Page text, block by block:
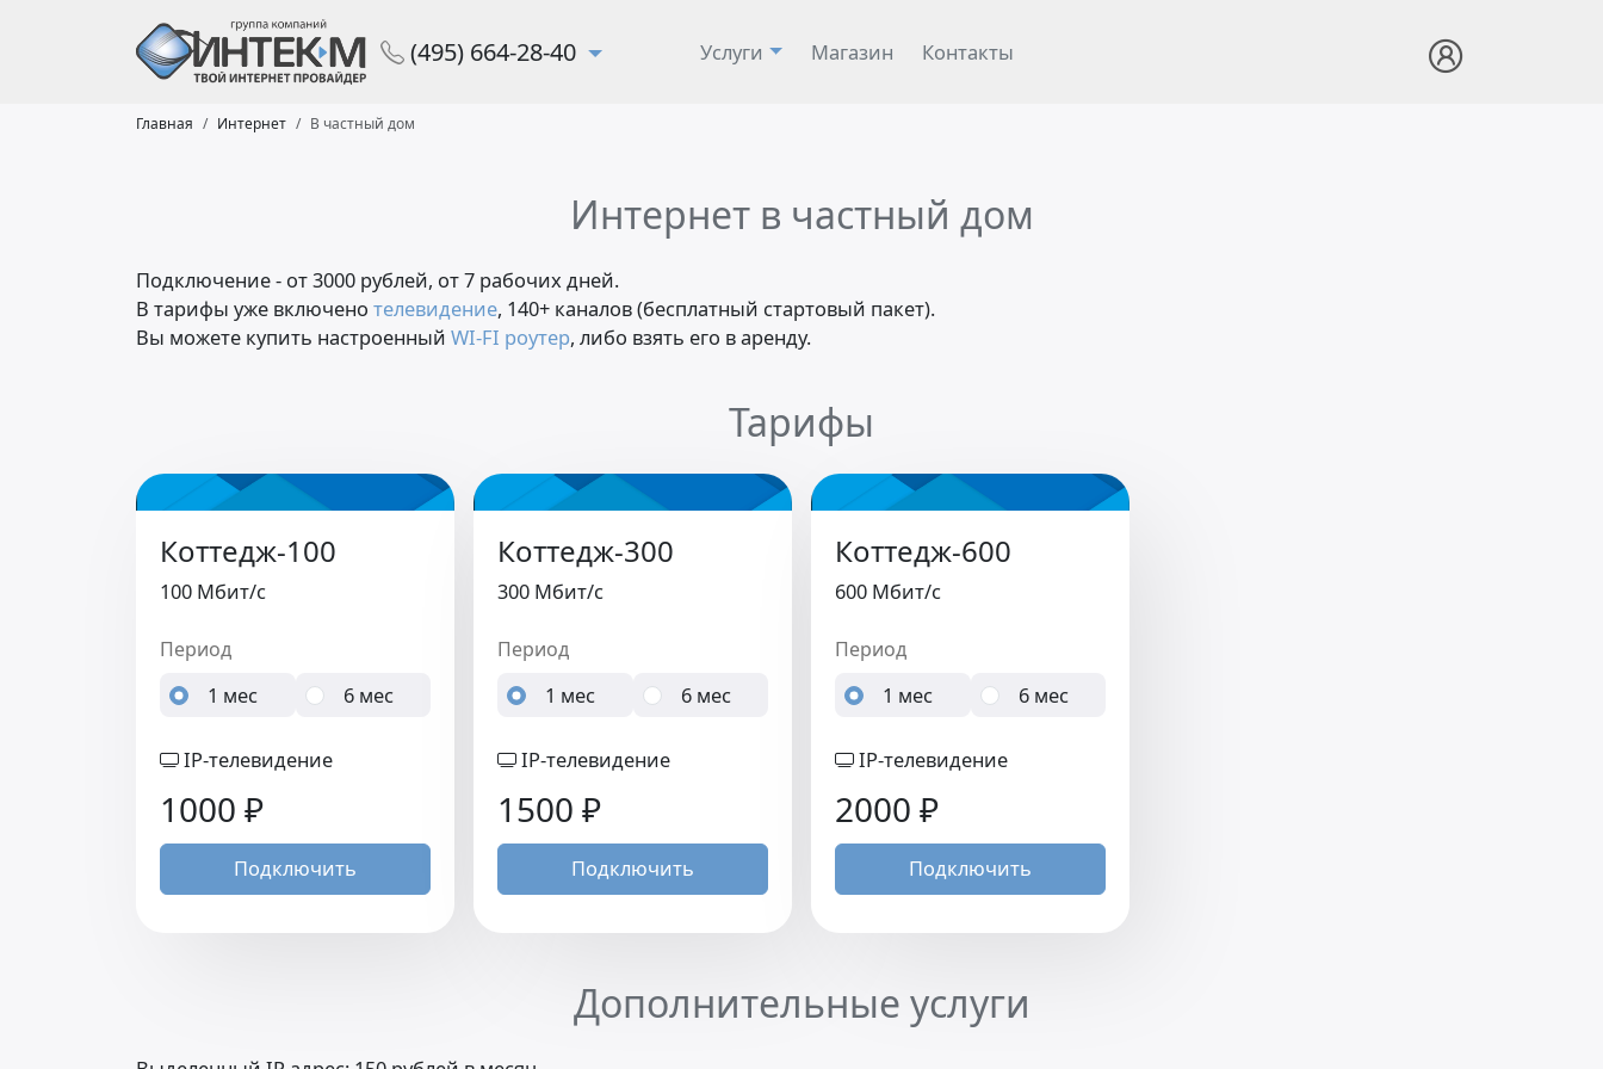
(495) 664-28-40 Услуги Магазин Контакты
Главная Интернет В частный дом
Интернет в частный дом
Подключение - от 3000 рублей, от 7 рабочих дней.
В тарифы уже включено телевидение, 140+ каналов (бесплатный стартовый пакет).
Вы можете купить настроенный WI-FI роутер, либо взять его в аренду.
Тарифы
Коттедж-100
100 Мбит/c
Период
1 мес 6 мес
IP-телевидение
1000 ₽
Подключить
Коттедж-300
300 Мбит/c
Период
1 мес 6 мес
IP-телевидение
1500 ₽
Подключить
Коттедж-600
600 Мбит/c
Период
1 мес 6 мес
IP-телевидение
2000 ₽
Подключить
Дополнительные услуги